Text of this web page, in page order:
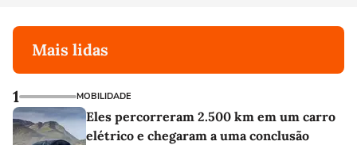
Mais lidas
1 MOBILIDADE
Eles percorreram 2.500 km em um carro
elétrico e chegaram a uma conclusão